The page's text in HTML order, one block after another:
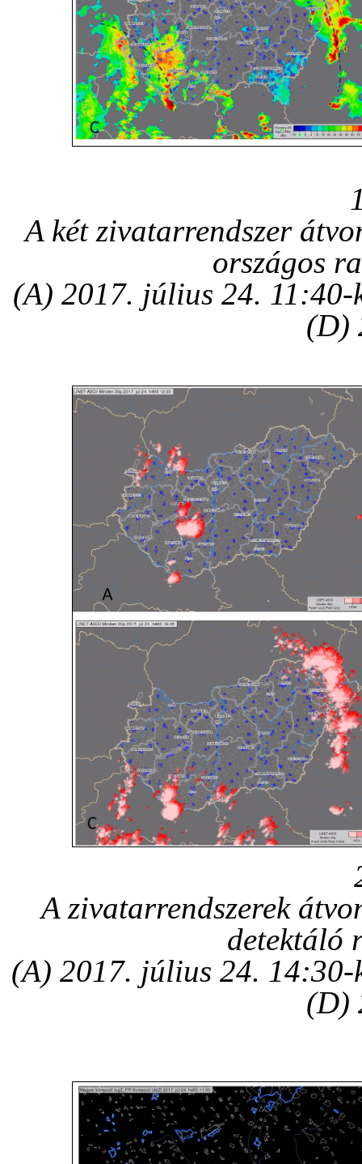
A két zivatarrendszer
országos
(A) 2017. július 24.
(D)
A zivatarrendszerek
detektáló
(A) 2017. július 24.
(D)